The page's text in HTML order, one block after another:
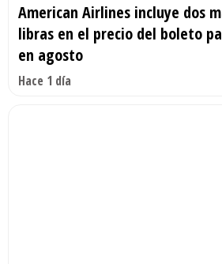
American Airlines incluye dos
libras en el precio del boleto
en agosto
Hace 1 día